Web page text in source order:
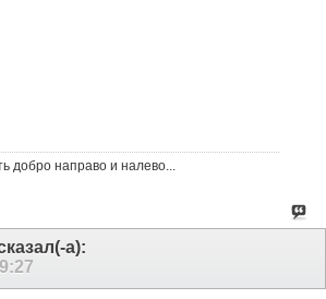
добро направо и налево...
а):